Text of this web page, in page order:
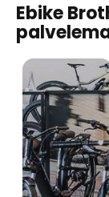
Ebike